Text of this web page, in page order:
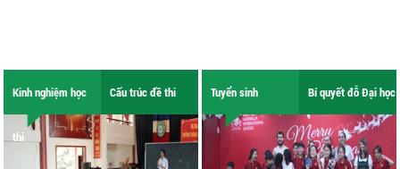
Tuyển sinh Bí quyết đỗ Đại học
Kinh nghiệm học
thi
Cấu trúc đề thi